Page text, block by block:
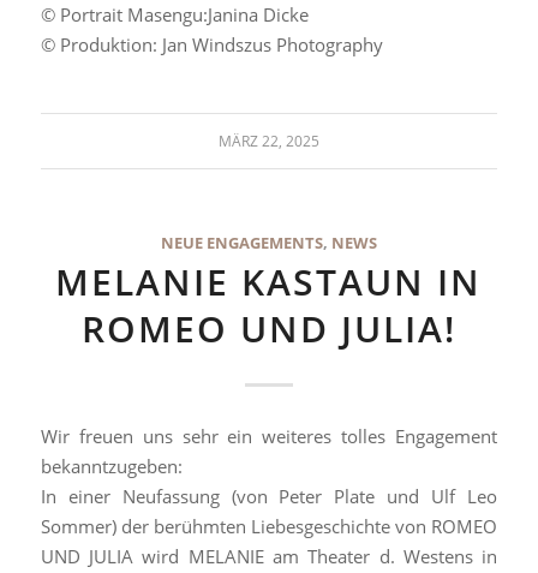
© Portrait Masengu:Janina Dicke
© Produktion: Jan Windszus Photography
MÄRZ 22, 2025
NEUE ENGAGEMENTS, NEWS
MELANIE KASTAUN IN
ROMEO UND JULIA!
Wir freuen uns sehr ein weiteres tolles Engagement
bekanntzugeben:
In einer Neufassung (von Peter Plate und Ulf Leo
Sommer) der berühmten Liebesgeschichte von ROMEO
UND JULIA wird MELANIE am Theater d. Westens in